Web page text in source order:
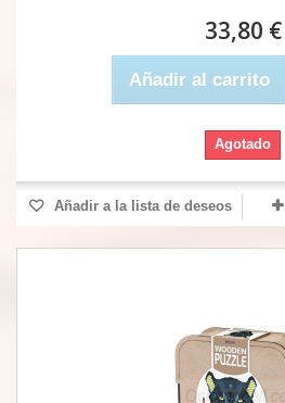
33,80 €
Añadir al carrito
Agotado
Añadir a la lista de deseos